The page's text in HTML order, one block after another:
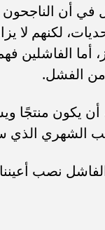
أن
لكنهم لا
أما الفاشلين
من الفشل.
يكون منتجًا
الشهري
نصب